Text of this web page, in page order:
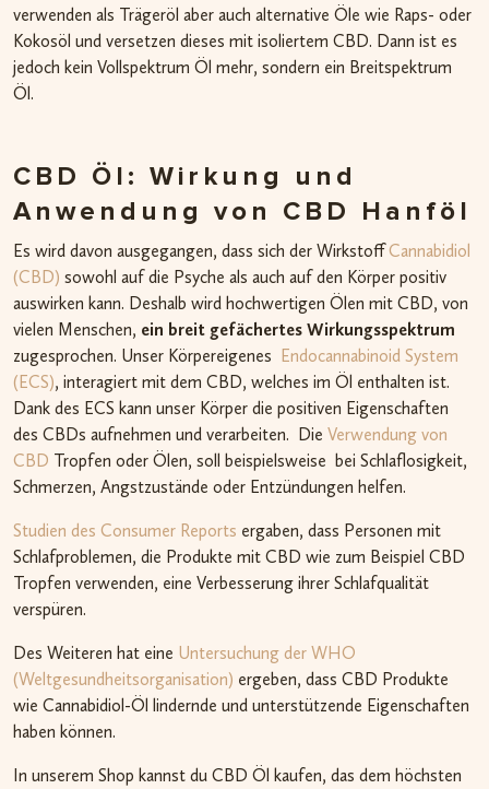
verwenden als Trägeröl aber auch alternative Öle wie Raps- oder
Kokosöl und versetzen dieses mit isoliertem CBD. Dann ist es
jedoch kein Vollspektrum Öl mehr, sondern ein Breitspektrum
Öl.
CBD Öl: Wirkung und
Anwendung von CBD Hanföl
Es wird davon ausgegangen, dass sich der WirkstoffCannabidiol
(CBD) sowohl auf die Psyche als auch auf den Körper positiv
auswirken kann. Deshalb wird hochwertigen Ölen mit CBD, von
vielen Menschen, ein breit gefächertes Wirkungsspektrum
zugesprochen. Unser Körpereigenes Endocannabinoid System
(ECS), interagiert mit dem CBD, welches im Öl enthalten ist.
Dank des ECS kann unser Körper die positiven Eigenschaften
des CBDs aufnehmen und verarbeiten. Die Verwendung von
CBD Tropfen oder Ölen, soll beispielsweise bei Schlaflosigkeit,
Schmerzen, Angstzustände oder Entzündungen helfen.
Studien des Consumer Reports ergaben, dass Personen mit
Schlafproblemen, die Produkte mit CBD wie zum Beispiel CBD
Tropfen verwenden, eine Verbesserung ihrer Schlafqualität
verspüren.
Des Weiteren hat eine Untersuchung der WHO
(Weltgesundheitsorganisation) ergeben, dass CBD Produkte
wie Cannabidiol-Öl lindernde und unterstützende Eigenschaften
haben können.
In unserem Shop kannst du CBD Öl kaufen, das dem höchsten